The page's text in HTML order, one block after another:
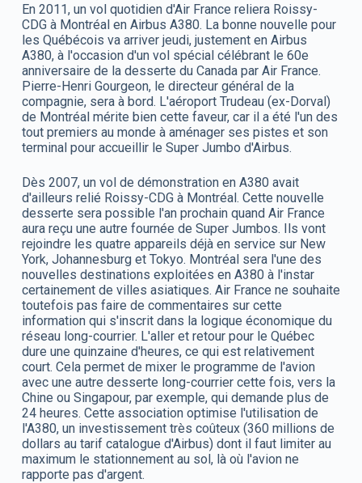
En 2011, un vol quotidien d'Air France reliera Roissy-
CDG à Montréal en Airbus A380. La bonne nouvelle pour
les Québécois va arriver jeudi, justement en Airbus
A380, à l'occasion d'un vol spécial célébrant le 60e
anniversaire de la desserte du Canada par Air France.
Pierre-Henri Gourgeon, le directeur général de la
compagnie, sera à bord. L'aéroport Trudeau (ex-Dorval)
de Montréal mérite bien cette faveur, car il a été l'un des
tout premiers au monde à aménager ses pistes et son
terminal pour accueillir le Super Jumbo d'Airbus.
Dès 2007, un vol de démonstration en A380 avait
d'ailleurs relié Roissy-CDG à Montréal. Cette nouvelle
desserte sera possible l'an prochain quand Air France
aura reçu une autre fournée de Super Jumbos. Ils vont
rejoindre les quatre appareils déjà en service sur New
York, Johannesburg et Tokyo. Montréal sera l'une des
nouvelles destinations exploitées en A380 à l'instar
certainement de villes asiatiques. Air France ne souhaite
toutefois pas faire de commentaires sur cette
information qui s'inscrit dans la logique économique du
réseau long-courrier. L'aller et retour pour le Québec
dure une quinzaine d'heures, ce qui est relativement
court. Cela permet de mixer le programme de l'avion
avec une autre desserte long-courrier cette fois, vers la
Chine ou Singapour, par exemple, qui demande plus de
24 heures. Cette association optimise l'utilisation de
l'A380, un investissement très coûteux (360 millions de
dollars au tarif catalogue d'Airbus) dont il faut limiter au
maximum le stationnement au sol, là où l'avion ne
rapporte pas d'argent.